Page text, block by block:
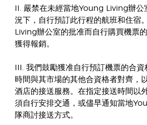
II. 嚴禁在未經當地Young Living辦公
況下，自行預訂此行程的航班和住宿
Living辦公室的批准而自行購買機票
獲得報銷。
III. 我們鼓勵獲准自行預訂機票的合
時間與其市場的其他合資格者對齊，
酒店的接送服務。在指定接送時間以
須自行安排交通，或儘早通知當地
隊商討接送方式。